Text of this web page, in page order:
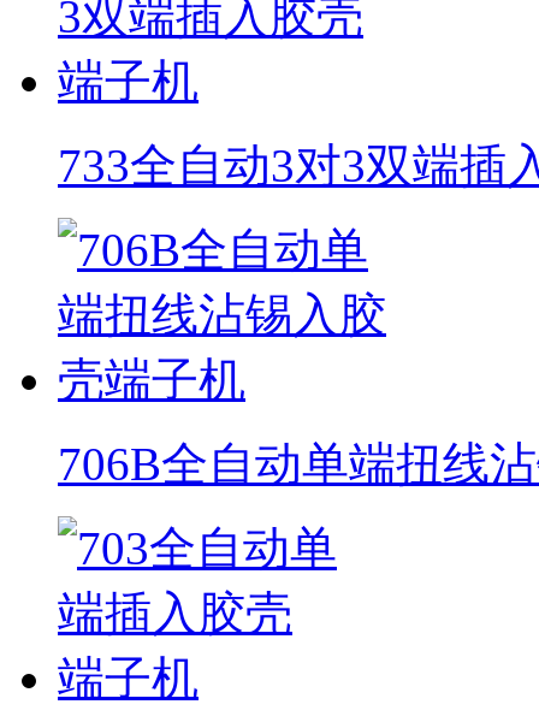
733全自动3对3双端插
706B全自动单端扭线